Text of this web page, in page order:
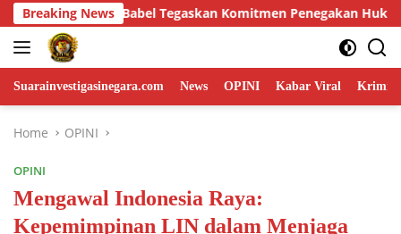
Skip
to
content
Breaking News
Penegakan Hukum dalam Perkara 53 Ton Pasir Timah
Suarainvestigasinegara.com News OPINI Kabar Viral
Home OPINI
OPINI
Mengawal Indonesia Raya:
Kepemimpinan LIN dalam Menjaga